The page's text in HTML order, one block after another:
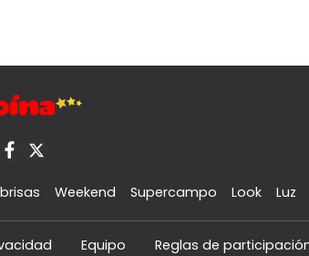
Weekend Supercampo Look Luz
Equipo Reglas de